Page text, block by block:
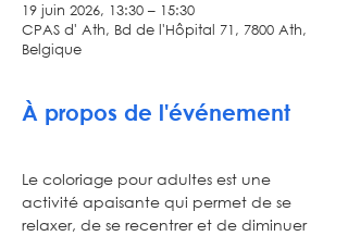
19 juin 2026, 13:30 – 15:30
CPAS d' Ath, Bd de l'Hôpital 71, 7800 Ath,
Belgique
À propos de l'événement
Le coloriage pour adultes est une
activité apaisante qui permet de se
relaxer, de se recentrer et de diminuer